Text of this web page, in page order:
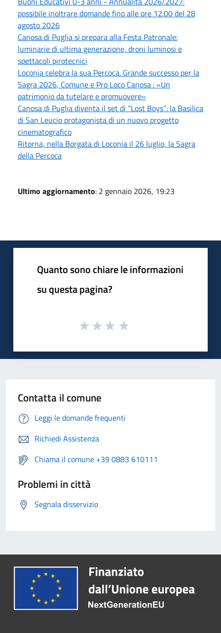
possibile inoltrare domande fino alle ore 12:00 del 28
agosto 2026
Canosa di Puglia si prepara alla Festa Patronale:
luminarie di ultima generazione, droni luminosi e
spettacoli pirotecnici
Loconia celebra la sua Percoca. Grande successo per la
Sagra 2026, Comune e Pro Loco Canosa : «Un
patrimonio da tutelare e promuovere»
Canosa di Puglia diventa il set di “Lost Boys”: la Basilica
di San Leucio protagonista di un nuovo progetto
cinematografico
Ritorna, nella Borgata di Loconia il 26 luglio, la Sagra
della Percoca
Ultimo aggiornamento: 2 gennaio 2026, 19:23
Quanto sono chiare le informazioni
su questa pagina?
Contatta il comune
Leggi le domande frequenti
Richiedi Assistenza
Chiama il comune +39 0883 610111
Problemi in città
Segnala disservizio